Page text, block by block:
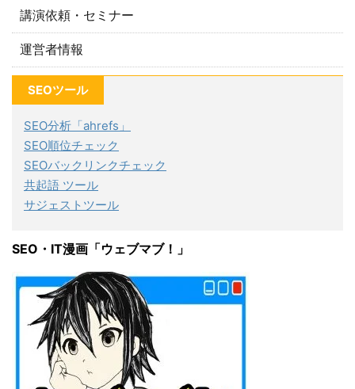
講演依頼・セミナー
運営者情報
SEOツール
SEO分析「ahrefs」
SEO順位チェック
SEOバックリンクチェック
共起語 ツール
サジェストツール
SEO・IT漫画「ウェブマブ！」